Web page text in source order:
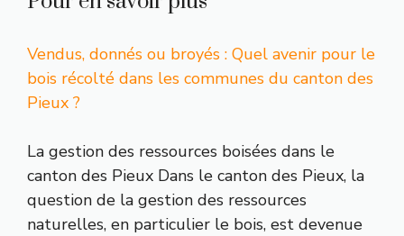
Vendus, donnés ou broyés : Quel avenir pour le
bois récolté dans les communes du canton des
Pieux ?
La gestion des ressources boisées dans le
canton des Pieux Dans le canton des Pieux, la
question de la gestion des ressources
naturelles, en particulier le bois, est devenue